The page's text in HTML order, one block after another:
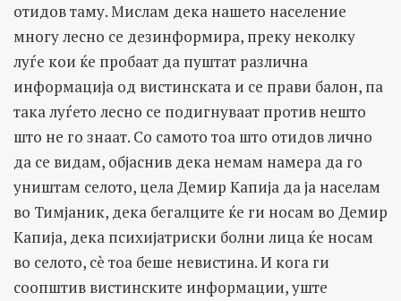
отидов таму. Мислам дека нашето население
многу лесно се дезинформира, преку неколку
луѓе кои ќе пробаат да пуштат различна
информација од вистинската и се прави балон, па
така луѓето лесно се подигнуваат против нешто
што не го знаат. Со самото тоа што отидов лично
да се видам, објаснив дека немам намера да го
уништам селото, цела Демир Капија да ја населам
во Тимјаник, дека бегалците ќе ги носам во Демир
Капија, дека психијатриски болни лица ќе носам
во селото, сè тоа беше невистина. И кога ги
соопштив вистинските информации, уште